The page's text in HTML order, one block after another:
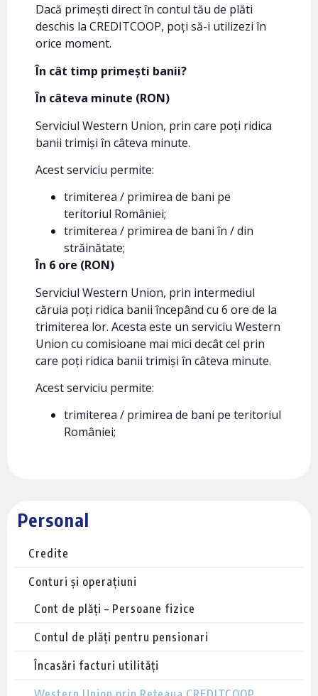
Personal
Credite
Conturi și operațiuni
Cont de plăți – Persoane fizice
Contul de plăți pentru pensionari
Încasări facturi utilități
Dacă primești direct în contul tău de plăti
deschis la CREDITCOOP, poți să-i utilizezi în
orice moment.
În cât timp primești banii?
În câteva minute (RON)
Serviciul Western Union, prin care poți ridica
banii trimiși în câteva minute.
Acest serviciu permite:
trimiterea / primirea de bani pe
teritoriul României;
trimiterea / primirea de bani în / din
străinătate;
În 6 ore (RON)
Serviciul Western Union, prin intermediul
căruia poți ridica banii începând cu 6 ore de la
trimiterea lor. Acesta este un serviciu Western
Union cu comisioane mai mici decât cel prin
care poți ridica banii trimiși în câteva minute.
Acest serviciu permite:
trimiterea / primirea de bani pe teritoriul
României;